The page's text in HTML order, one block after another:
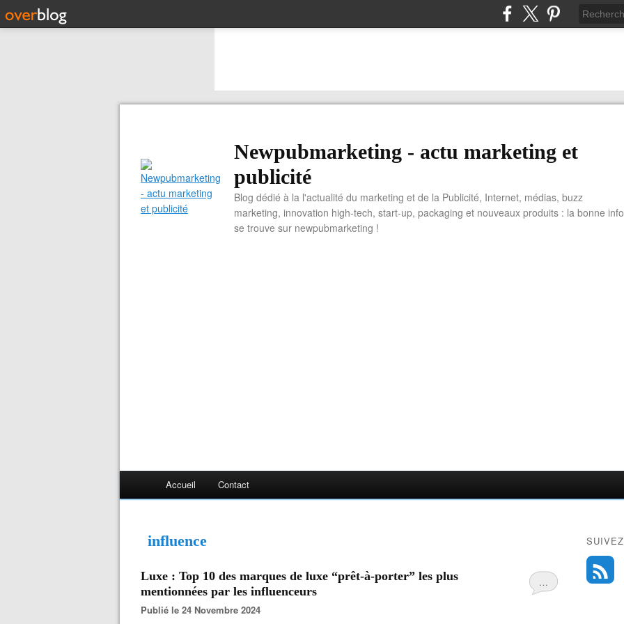
Newpubmarketing - actu marketing et
publicité
Blog dédié à la l'actualité du marketing et de la Publicité, Internet, médias, buzz
marketing, innovation high-tech, start-up, packaging et nouveaux produits : la bonne info
se trouve sur newpubmarketing !
Accueil Contact
influence
…
Luxe : Top 10 des marques de luxe “prêt-à-porter” les plus
mentionnées par les influenceurs
Publié le 24 Novembre 2024